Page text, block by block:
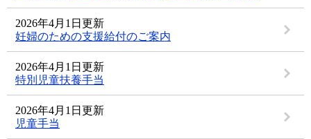
2026年4月1日更新
妊婦のための支援給付のご案内
2026年4月1日更新
特別児童扶養手当
2026年4月1日更新
児童手当